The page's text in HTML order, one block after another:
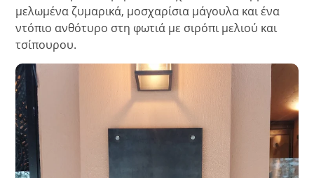
μελωμένα ζυμαρικά, μοσχαρίσια μάγουλα και ένα
ντόπιο ανθότυρο στη φωτιά με σιρόπι μελιού και
τσίπουρου.